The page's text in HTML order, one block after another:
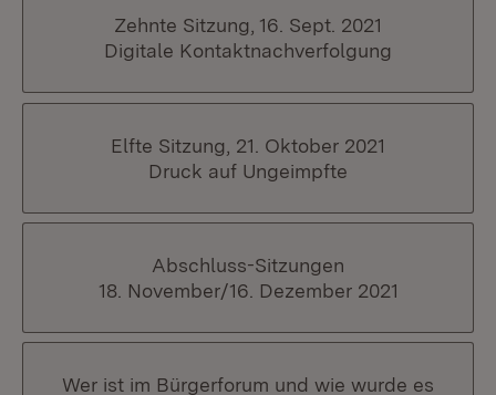
Zehnte Sitzung, 16. Sept. 2021
Digitale Kontaktnachverfolgung
Elfte Sitzung, 21. Oktober 2021
Druck auf Ungeimpfte
Abschluss-Sitzungen
18. November/16. Dezember 2021
Wer ist im Bürgerforum und wie wurde es